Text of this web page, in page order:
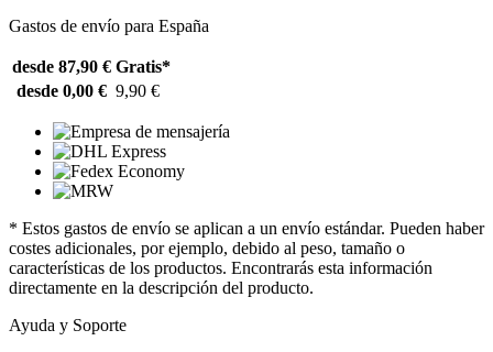
Gastos de envío para España
desde 87,90 € Gratis*
desde 0,00 € 9,90 €
* Estos gastos de envío se aplican a un envío estándar. Pueden haber
costes adicionales, por ejemplo, debido al peso, tamaño o
características de los productos. Encontrarás esta información
directamente en la descripción del producto.
Ayuda y Soporte